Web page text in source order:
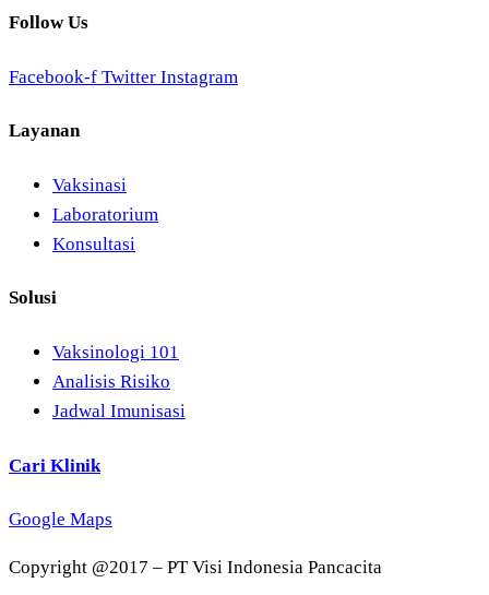
Follow Us
Facebook-f Twitter Instagram
Layanan
Vaksinasi
Laboratorium
Konsultasi
Solusi
Vaksinologi 101
Analisis Risiko
Jadwal Imunisasi
Cari Klinik
Google Maps
Copyright @2017 – PT Visi Indonesia Pancacita